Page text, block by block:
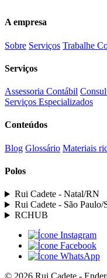
A empresa
Sobre Serviços Trabalhe
Serviços
Assessoria Contábil
Serviços Especializados
Conteúdos
Blog Glossário Materiais
Polos
Rui Cadete - Natal/RN
Rui Cadete - São Paulo/
RCHUB